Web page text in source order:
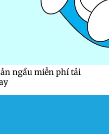
ngầu miễn phí tải